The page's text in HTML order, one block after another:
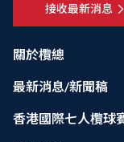
關於欖總
最新消息/新聞稿
香港國際七人欖球
接收最新消息